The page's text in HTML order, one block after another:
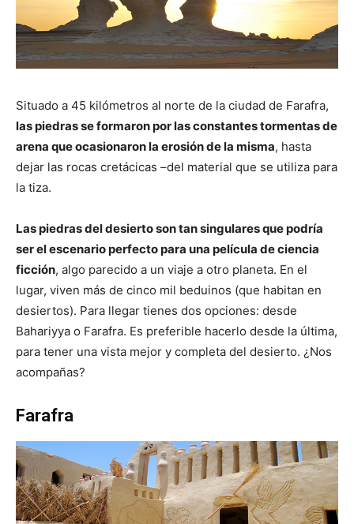
Situado a 45 kilómetros al norte de la ciudad de Farafra,
las piedras se formaron por las constantes tormentas de
arena que ocasionaron la erosión de la misma, hasta
dejar las rocas cretácicas –del material que se utiliza para
la tiza.
Las piedras del desierto son tan singulares que podría
ser el escenario perfecto para una película de ciencia
ficción, algo parecido a un viaje a otro planeta. En el
lugar, viven más de cinco mil beduinos (que habitan en
desiertos). Para llegar tienes dos opciones: desde
Bahariyya o Farafra. Es preferible hacerlo desde la última,
para tener una vista mejor y completa del desierto. ¿Nos
acompañas?
Farafra